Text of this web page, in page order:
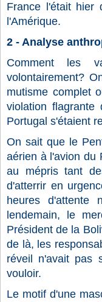
France l'était hier
l'Amérique.
2 - Analyse
Comment les
volontairement?
mutisme complet
violation
Portugal s'étaient
On sait que le
aérien à l'avion du
au mépris tant
d'atterrir en
heures d'attente
lendemain, le
Président de la
de là, les
réveil n'avait pas
vouloir.
Le motif d'une